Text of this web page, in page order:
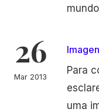
26
Mar 2013
Para
uma